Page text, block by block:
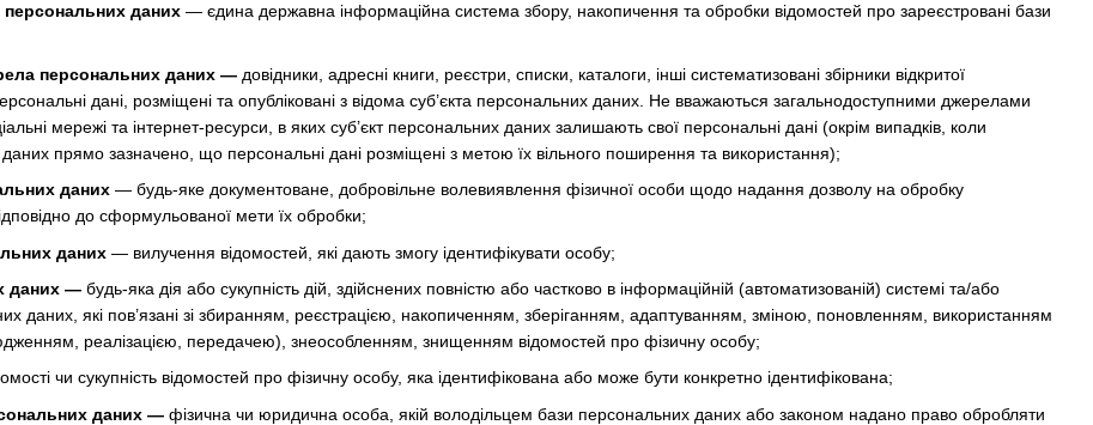
даних — єдина державна інформаційна система збору, накопичення та обробки відомостей про зареєстровані бази
персональних даних — довідники, адресні книги, реєстри, списки, каталоги, інші систематизовані збірники відкритої
дані, розміщені та опубліковані з відома суб’єкта персональних даних. Не вважаються загальнодоступними джерелами
мережі та інтернет-ресурси, в яких суб’єкт персональних даних залишають свої персональні дані (окрім випадків, коли
прямо зазначено, що персональні дані розміщені з метою їх вільного поширення та використання);
даних — будь-яке документоване, добровільне волевиявлення фізичної особи щодо надання дозволу на обробку
до сформульованої мети їх обробки;
даних — вилучення відомостей, які дають змогу ідентифікувати особу;
даних — будь-яка дія або сукупність дій, здійснених повністю або частково в інформаційній (автоматизованій) системі та/або
даних, які пов’язані зі збиранням, реєстрацією, накопиченням, зберіганням, адаптуванням, зміною, поновленням, використанням
реалізацією, передачею), знеособленням, знищенням відомостей про фізичну особу;
чи сукупність відомостей про фізичну особу, яка ідентифікована або може бути конкретно ідентифікована;
даних — фізична чи юридична особа, якій володільцем бази персональних даних або законом надано право обробляти